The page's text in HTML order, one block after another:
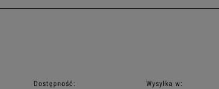
Dostępność:
Wysyłka w: